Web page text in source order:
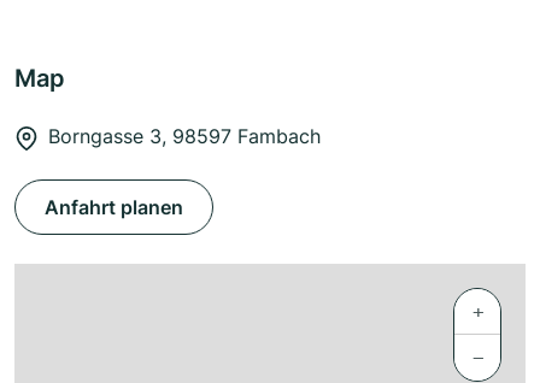
Map
Borngasse 3, 98597 Fambach
Anfahrt planen
+
−